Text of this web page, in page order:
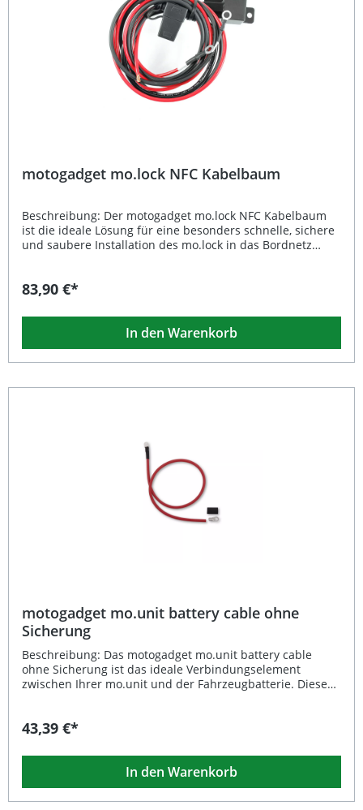
motogadget mo.lock NFC Kabelbaum
Beschreibung: Der motogadget mo.lock NFC Kabelbaum
ist die ideale Lösung für eine besonders schnelle, sichere
und saubere Installation des mo.lock in das Bordnetz
zu nehmen – alle Leitungen sind bereits vorkonfektioniert
wird einfach in den vorgesehenen Sockel gesteckt, die drei
Anschlusskabel mit dem mo.lock verbunden und die
beiden Batterieanschlüsse an die Pole angeschraubt –
fertig! Die Hauptsicherung mit 40A sorgt für zentrale und
die Elektrik Ihres Fahrzeugs optimal. Einfacher, schneller
– robust und langlebig Ideal für den direkten Anschluss
des mo.lock NFC Systems Lieferumfang: Kabel von Relais
über Sicherung zu +12V und Masse (60 cm) Kabel von
Relais zu mo.lock NFC (150 cm) Kabel von Relais zum
83,90 €*
In den Warenkorb
motogadget mo.unit battery cable ohne
Sicherung
Beschreibung: Das motogadget mo.unit battery cable
ohne Sicherung ist das ideale Verbindungselement
zwischen Ihrer mo.unit und der Fahrzeugbatterie. Dieses
langlebige Verarbeitung. Es verfügt über zwei Kabelösen
sicheren und professionellen Anschluss. Eine Kabelöse
und ein Schrumpfschlauch sind bereits vormontiert,
wodurch die Installation besonders einfach und schnell
gelingt. Mit einer Gesamtlänge von 60 cm und einem
43,39 €*
In den Warenkorb